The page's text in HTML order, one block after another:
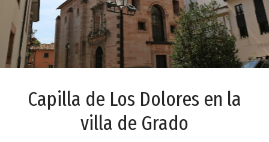
Capilla de Los Dolores en la
villa de Grado